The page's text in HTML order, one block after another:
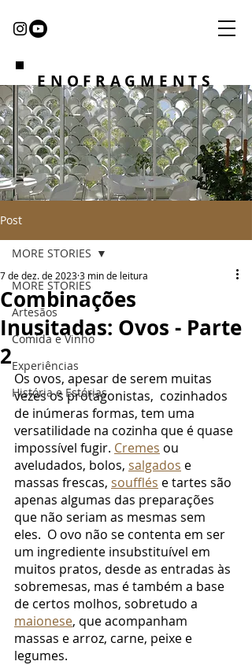
ENOFRAGMENTS
Post
MORE STORIES
Artesãos
Comida e Vinho
Experiências
História e Estórias
MORE STORIES
Combinações
Inusitadas: Ovos - Parte
2
7 de dez. de 20233 min de leitura
Os ovos, apesar de serem muitas
vezes os protagonistas,  cozinhados
de inúmeras formas, tem uma
versatilidade na cozinha que é quase
impossível fugir. Cremes ou
aveludados, bolos, salgados e
massas frescas, soufflés e tartes são
apenas algumas das preparações
que não seriam as mesmas sem
eles.  O ovo não se contenta em ser
um ingrediente insubstituível em
muitos pratos, desde as entradas às
sobremesas, mas é também a base
de certos molhos, sobretudo a
maionese, que acompanham
massas e arroz, carne, peixe e
legumes.